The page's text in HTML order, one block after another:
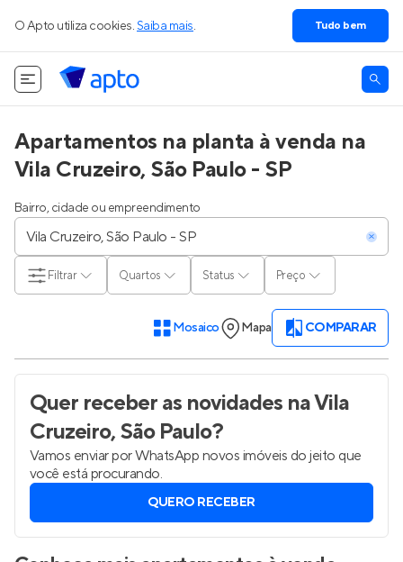
O Apto utiliza cookies. Saiba mais. Tudo bem
Apartamentos na planta à venda na
Vila Cruzeiro, São Paulo - SP
Bairro, cidade ou empreendimento
Quartos Status Preço
Filtrar
Mosaico Mapa COMPARAR
Quer receber as novidades na Vila
Cruzeiro, São Paulo?
Vamos enviar por WhatsApp novos imóveis do jeito que
você está procurando.
QUERO RECEBER